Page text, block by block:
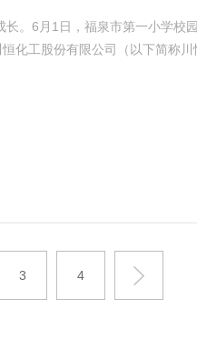
。6月1日，福泉市第一小学校
化工股份有限公司（以下简称
3 4